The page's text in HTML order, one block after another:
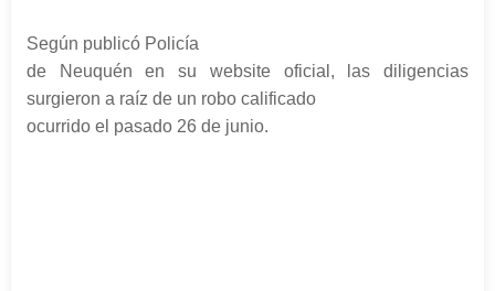
Según publicó Policía
de Neuquén en su website oficial, las diligencias
surgieron a raíz de un robo calificado
ocurrido el pasado 26 de junio.